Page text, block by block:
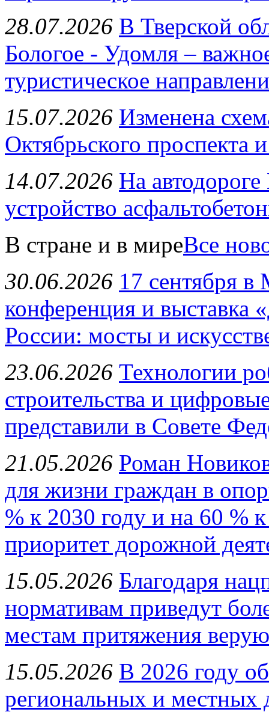
28.07.2026 В Тверской
Бологое - Удомля –
туристическое
15.07.2026 Изменена
Октябрьского проспекта
14.07.2026 На
устройство
В стране и в миреВсе
30.06.2026 17 сентября в
конференция и выставка
России: мосты и
23.06.2026 Технологии
строительства и
представили в Совете
21.05.2026 Роман
для жизни граждан в
% к 2030 году и на 60 %
приоритет дорожной
15.05.2026 Благодаря
нормативам приведут
местам притяжения
15.05.2026 В 2026 году
региональных и местных